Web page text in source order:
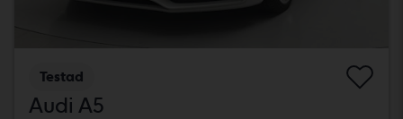
Testad
Audi A5